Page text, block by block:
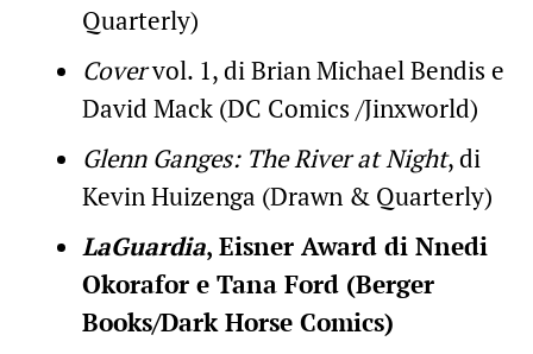
Quarterly)
Covervol. 1, di Brian Michael Bendis e
David Mack (DC Comics /Jinxworld)
Glenn Ganges: The River at Night, di
Kevin Huizenga (Drawn & Quarterly)
LaGuardia, Eisner Award di Nnedi
Okorafor e Tana Ford (Berger
Books/Dark Horse Comics)